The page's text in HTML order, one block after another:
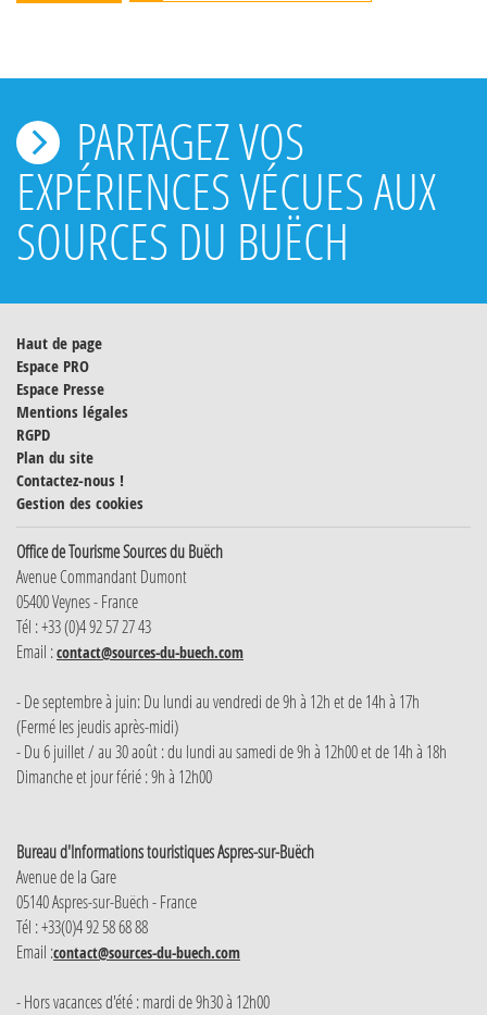
PARTAGEZ VOS
EXPÉRIENCES VÉCUES AUX
SOURCES DU BUËCH
Haut de page
Espace PRO
Espace Presse
Mentions légales
RGPD
Plan du site
Contactez-nous !
Gestion des cookies
Office de Tourisme Sources du Buëch
Avenue Commandant Dumont
05400 Veynes - France
Tél : +33 (0)4 92 57 27 43
Email :contact@sources-du-buech.com
- De septembre à juin: Du lundi au vendredi de 9h à 12h et de 14h à 17h
(Fermé les jeudis après-midi)
- Du 6 juillet / au 30 août : du lundi au samedi de 9h à 12h00 et de 14h à 18h
Dimanche et jour férié : 9h à 12h00
Bureau d'Informations touristiques Aspres-sur-Buëch
Avenue de la Gare
05140 Aspres-sur-Buëch - France
Tél : +33(0)4 92 58 68 88
Email :contact@sources-du-buech.com
- Hors vacances d'été : mardi de 9h30 à 12h00